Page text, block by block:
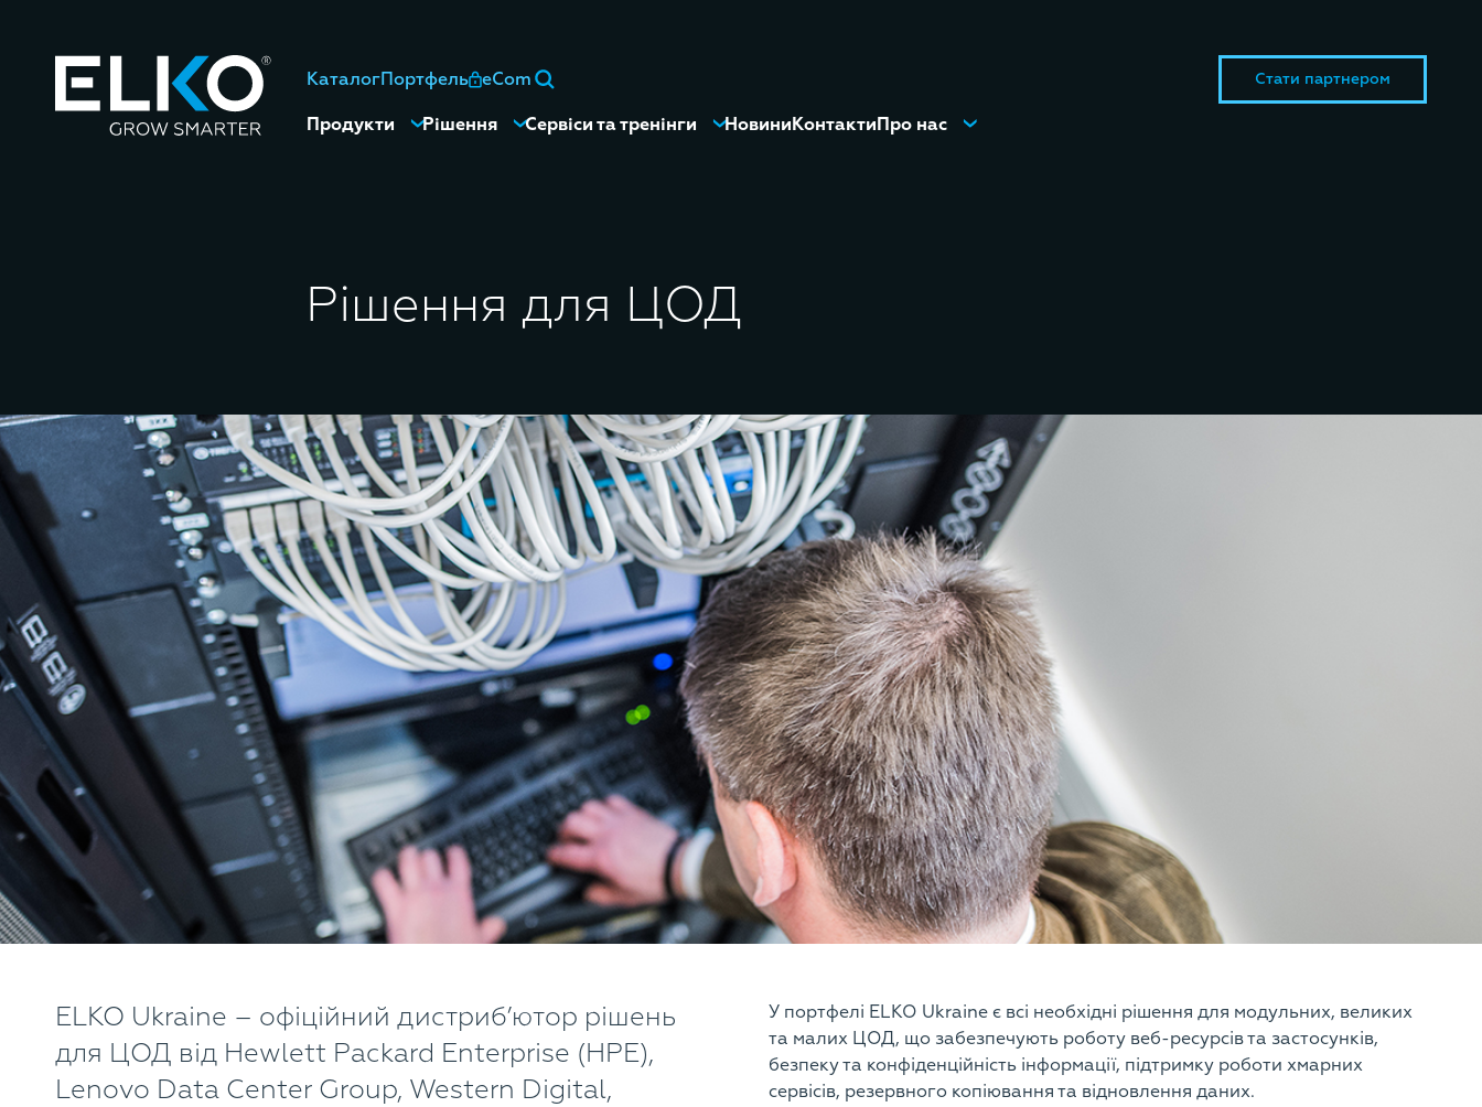
КаталогПортфель eCom Стати партнером
Продукти Рішення Сервіси та тренінги НовиниКонтактиПро нас
Рішення для ЦОД
ELKO Ukraine – офіційний дистриб’ютор рішень
для ЦОД від Hewlett Packard Enterprise (HPE),
Lenovo Data Center Group, Western Digital,
У портфелі ELKO Ukraine є всі необхідні рішення для модульних, великих
та малих ЦОД, що забезпечують роботу веб-ресурсів та застосунків,
безпеку та конфіденційність інформації, підтримку роботи хмарних
сервісів, резервного копіювання та відновлення даних.